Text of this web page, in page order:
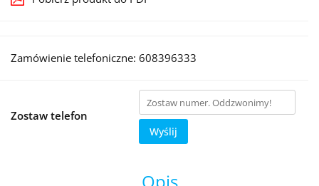
Zamówienie telefoniczne: 608396333
Zostaw telefon
Wyślij